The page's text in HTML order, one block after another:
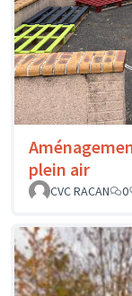
plein air
CVC RACAN
0